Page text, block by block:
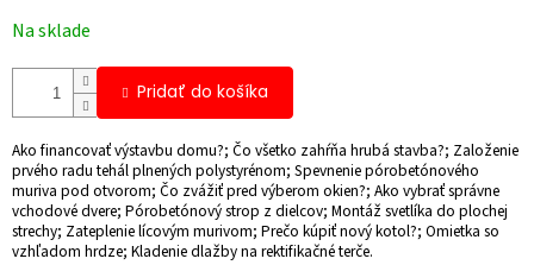
cena:
Na sklade
Pridať do košíka
Ako financovať výstavbu domu?; Čo všetko zahŕňa hrubá stavba?; Založenie
prvého radu tehál plnených polystyrénom; Spevnenie pórobetónového
muriva pod otvorom; Čo zvážiť pred výberom okien?; Ako vybrať správne
vchodové dvere; Pórobetónový strop z dielcov; Montáž svetlíka do plochej
strechy; Zateplenie lícovým murivom; Prečo kúpiť nový kotol?; Omietka so
vzhľadom hrdze; Kladenie dlažby na rektifikačné terče.